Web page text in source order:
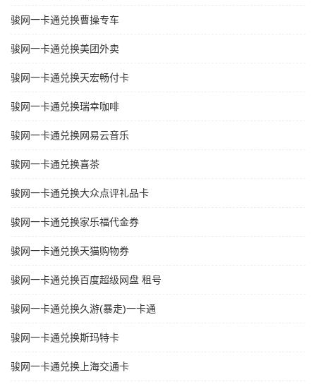
骏网一卡通兑换曹操专车
骏网一卡通兑换美团外卖
骏网一卡通兑换天宏畅付卡
骏网一卡通兑换瑞幸咖啡
骏网一卡通兑换网易云音乐
骏网一卡通兑换喜茶
骏网一卡通兑换大众点评礼品卡
骏网一卡通兑换家乐福代金券
骏网一卡通兑换天猫购物券
骏网一卡通兑换百度超级网盘 租号
骏网一卡通兑换久游(暴走)一卡通
骏网一卡通兑换斯玛特卡
骏网一卡通兑换上海交通卡